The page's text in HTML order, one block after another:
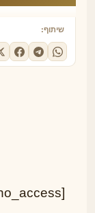
שיתוף:
[dlm_no_access]